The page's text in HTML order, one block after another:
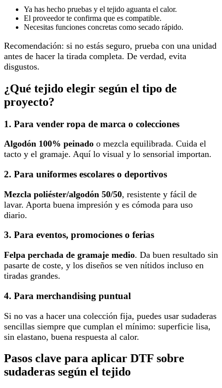
Ya has hecho pruebas y el tejido aguanta el calor.
El proveedor te confirma que es compatible.
Necesitas funciones concretas como secado rápido.
Recomendación: si no estás seguro, prueba con una unidad
antes de hacer la tirada completa. De verdad, evita
disgustos.
¿Qué tejido elegir según el tipo de
proyecto?
1. Para vender ropa de marca o colecciones
Algodón 100% peinado o mezcla equilibrada. Cuida el
tacto y el gramaje. Aquí lo visual y lo sensorial importan.
2. Para uniformes escolares o deportivos
Mezcla poliéster/algodón 50/50, resistente y fácil de
lavar. Aporta buena impresión y es cómoda para uso
diario.
3. Para eventos, promociones o ferias
Felpa perchada de gramaje medio. Da buen resultado sin
pasarte de coste, y los diseños se ven nítidos incluso en
tiradas grandes.
4. Para merchandising puntual
Si no vas a hacer una colección fija, puedes usar sudaderas
sencillas siempre que cumplan el mínimo: superficie lisa,
sin elastano, buena respuesta al calor.
Pasos clave para aplicar DTF sobre
sudaderas según el tejido